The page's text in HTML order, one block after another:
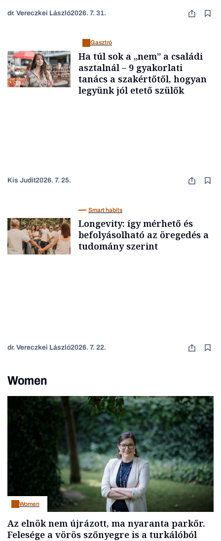
dr. Vereczkei László2026. 7. 31.
Gasztró
Ha túl sok a „nem” a családi
asztalnál – 9 gyakorlati
tanács a szakértőtől, hogyan
legyünk jól etető szülők
Kis Judit2026. 7. 25.
Smart habits
Longevity: így mérhető és
befolyásolható az öregedés a
tudomány szerint
dr. Vereczkei László2026. 7. 22.
Women
Women
Az elnök nem újrázott, ma nyaranta parkőr.
Felesége a vörös szőnyegre is a turkálóból